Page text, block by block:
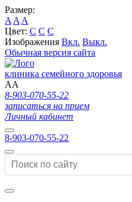
Размер:
A A A
Цвет: C C C
Изображения Вкл. Выкл.
Обычная версия сайта
клиника семейного здоровья
AA
8-903-070-55-22
записаться на прием
Личный кабинет
8-903-070-55-22